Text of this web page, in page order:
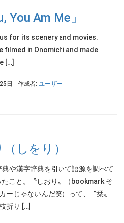
You Am Me」
for its scenery and movies.
filmed in Onomichi and made
[…]
日 作成者: ユーザー
しをり）
や漢字辞典を引いて語源を調べて
たこと。〝しおり〟（bookmark そ
ーじゃないんだ笑）って、〝栞〟
折り […]